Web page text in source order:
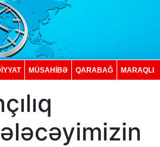
MÜSAHİBƏ QARABAĞ MARAQLI